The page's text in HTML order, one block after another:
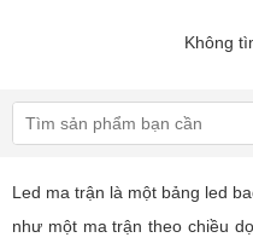
Không
Led ma trận là một bảng led
như một ma trận theo chiều